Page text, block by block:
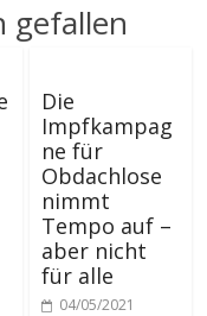
gefallen
Die
Impfkampag
ne für
Obdachlose
nimmt
Tempo auf –
aber nicht
für alle
04/05/2021